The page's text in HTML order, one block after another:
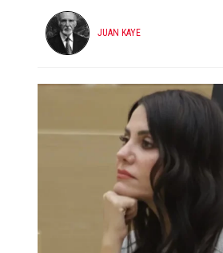
JUAN KAYE